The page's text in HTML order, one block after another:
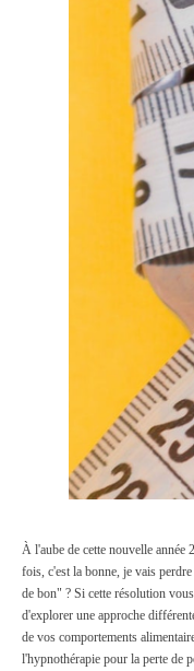
À l'aube de cette nouvelle
fois, c'est la bonne, je vais
de bon" ? Si cette résolution
d'explorer une approche
de vos comportements
l'hypnothérapie pour la perte de